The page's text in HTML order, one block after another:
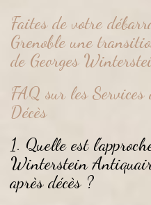
Faites de votre
Grenoble une
de Georges
FAQ sur les Services
Décès
1. Quelle est
Winterstein
après décès ?